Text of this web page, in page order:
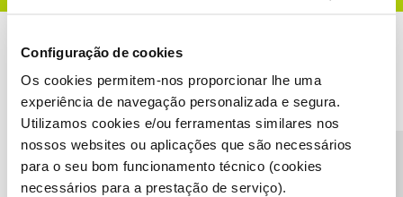
Configuração de cookies
Os cookies permitem-nos proporcionar lhe uma
experiência de navegação personalizada e segura.
Utilizamos cookies e/ou ferramentas similares nos
nossos websites ou aplicações que são necessários
para o seu bom funcionamento técnico (cookies
necessários para a prestação de serviço).
Condições do Fórum NOS Accessibility statement